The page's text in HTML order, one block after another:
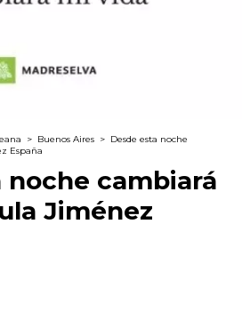
> Buenos Aires > Desde esta noche
España
noche cambiará
Jiménez